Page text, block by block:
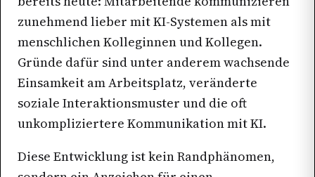
zunehmend lieber mit KI-Systemen als mit
menschlichen Kolleginnen und Kollegen.
Gründe dafür sind unter anderem wachsende
Einsamkeit am Arbeitsplatz, veränderte
soziale Interaktionsmuster und die oft
unkompliziertere Kommunikation mit KI.
Diese Entwicklung ist kein Randphänomen,